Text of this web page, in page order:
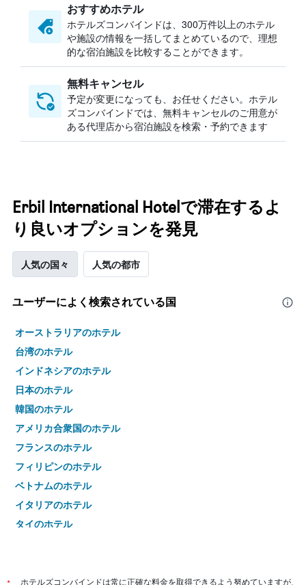
おすすめホテル
ホテルズコンバインドは、300万件以上のホテル
や施設の情報を一括してまとめているので、理想
的な宿泊施設を比較することができます。
無料キャンセル
予定が変更になっても、お任せください。ホテル
ズコンバインドでは、無料キャンセルのご用意が
ある代理店から宿泊施設を検索・予約できます
Erbil International Hotelで滞在するよ
り良いオプションを発見
人気の国々 人気の都市
ユーザーによく検索されている国
オーストラリアのホテル
台湾のホテル
インドネシアのホテル
日本のホテル
韓国のホテル
アメリカ合衆国のホテル
フランスのホテル
フィリピンのホテル
ベトナムのホテル
イタリアのホテル
タイのホテル
ホテルズコンバインドは常に正確な料金を取得できるよう努めていますが、